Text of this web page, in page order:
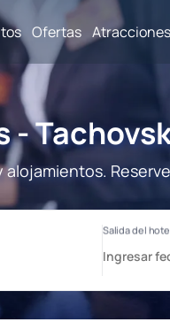
Ofertas Atracciones
-